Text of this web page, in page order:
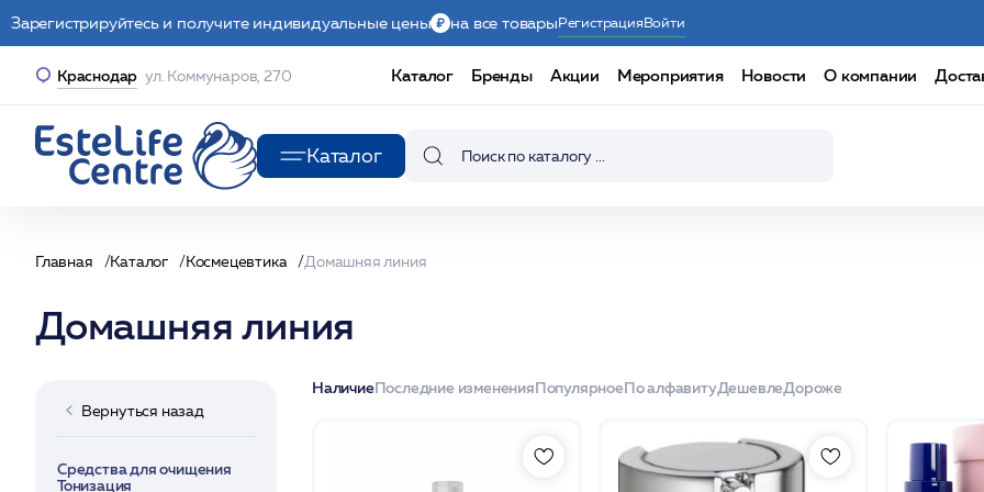
Зарегистрируйтесь и получите индивидуальные цены на все товарыРегистрацияВойти
Краснодар ул. Коммунаров, 270 Каталог Бренды Акции Мероприятия Новости О компании
Каталог
Главная Каталог Космецевтика Домашняя линия
Домашняя линия
Вернуться назад
Средства для очищения
Тонизация
НаличиеПоследние измененияПопулярноеПо алфавитуДешевлеДороже